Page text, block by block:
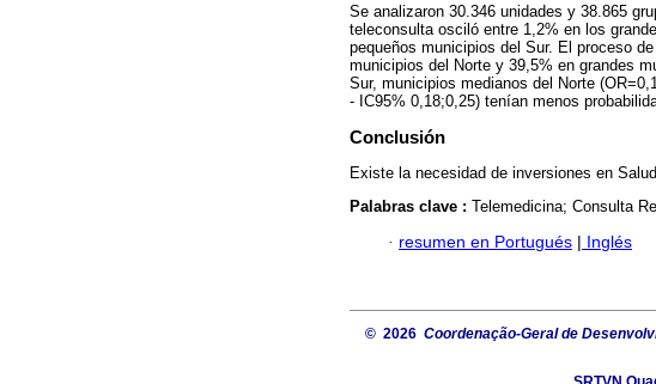
Se analizaron 30.346 unidades y 38.865
teleconsulta osciló entre 1,2% en los
pequeños municipios del Sur. El proceso
municipios del Norte y 39,5% en grandes
Sur, municipios medianos del Norte
- IC95% 0,18;0,25) tenían menos
Conclusión
Existe la necesidad de inversiones en
Palabras clave : Telemedicina; Consulta
· resumen en Portugués Inglés
© 2026 Coordenação-Geral de